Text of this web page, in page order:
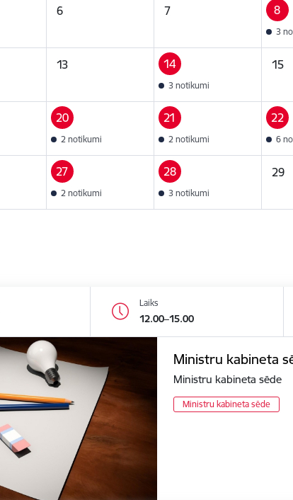
6 7 8
3
13 14
3 notikumi
15
20
2 notikumi
21
2 notikumi
22
6
27
2 notikumi
28
3 notikumi
29
Laiks
12.00–15.00
Ministru kabineta
Ministru kabineta sēde
Ministru kabineta sēde